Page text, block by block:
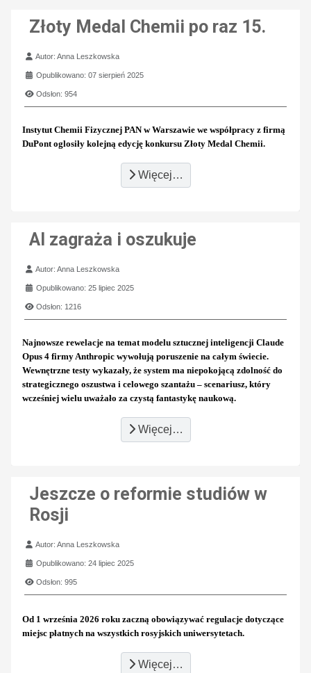
Złoty Medal Chemii po raz 15.
Szczegóły
Autor:Anna Leszkowska
Opublikowano: 07 sierpień 2025
Odsłon: 954
Instytut Chemii Fizycznej PAN w Warszawie we współpracy z firmą
DuPont oglosiły kolejną edycję konkursu Złoty Medal Chemii.
Więcej…
AI zagraża i oszukuje
Szczegóły
Autor:Anna Leszkowska
Opublikowano: 25 lipiec 2025
Odsłon: 1216
Najnowsze rewelacje na temat modelu sztucznej inteligencji Claude
Opus 4 firmy Anthropic wywołują poruszenie na całym świecie.
Wewnętrzne testy wykazały, że system ma niepokojącą zdolność do
strategicznego oszustwa i celowego szantażu – scenariusz, który
wcześniej wielu uważało za czystą fantastykę naukową.
Więcej…
Jeszcze o reformie studiów w
Rosji
Szczegóły
Autor:Anna Leszkowska
Opublikowano: 24 lipiec 2025
Odsłon: 995
Od 1 września 2026 roku zaczną obowiązywać regulacje dotyczące
miejsc płatnych na wszystkich rosyjskich uniwersytetach.
Więcej…